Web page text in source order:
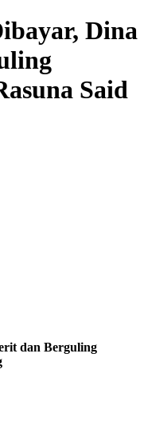
Dina
Said
dan Berguling